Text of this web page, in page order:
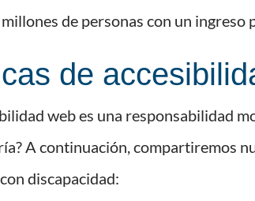
de personas con un ingreso
de
web es una responsabilidad
A continuación, compartiremos
discapacidad: